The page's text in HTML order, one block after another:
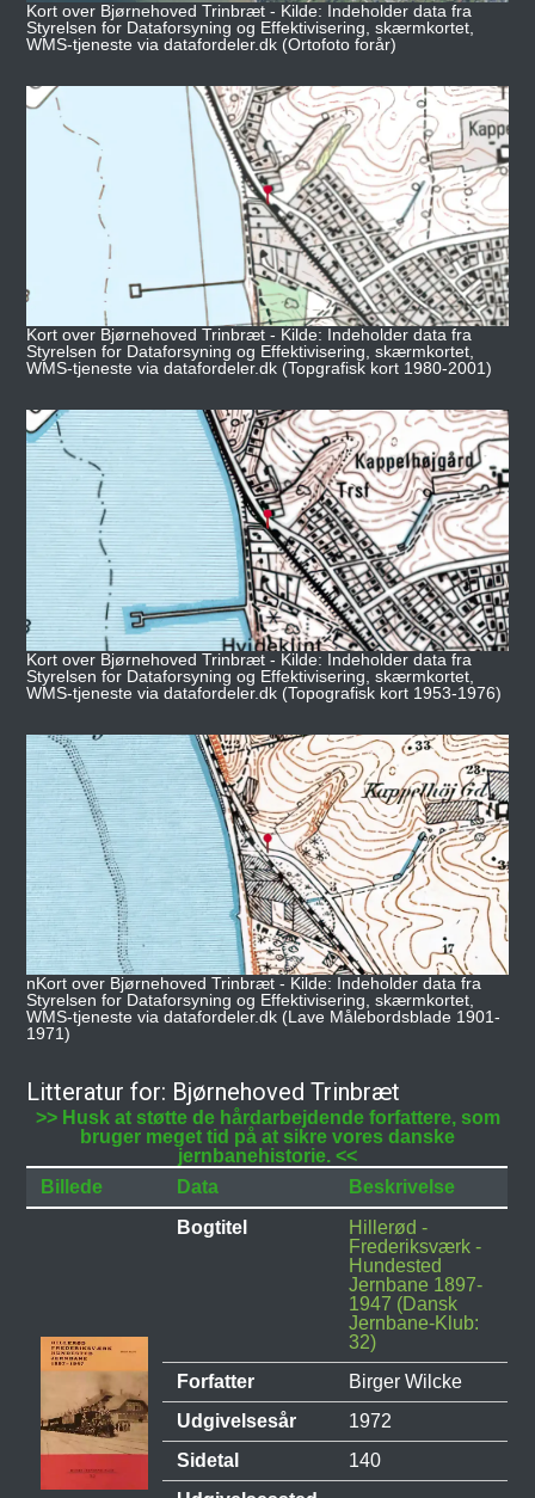
Kort over Bjørnehoved Trinbræt - Kilde: Indeholder data fra
Styrelsen for Dataforsyning og Effektivisering, skærmkortet,
WMS-tjeneste via datafordeler.dk (Ortofoto forår)
Kort over Bjørnehoved Trinbræt - Kilde: Indeholder data fra
Styrelsen for Dataforsyning og Effektivisering, skærmkortet,
WMS-tjeneste via datafordeler.dk (Topgrafisk kort 1980-2001)
Kort over Bjørnehoved Trinbræt - Kilde: Indeholder data fra
Styrelsen for Dataforsyning og Effektivisering, skærmkortet,
WMS-tjeneste via datafordeler.dk (Topografisk kort 1953-1976)
nKort over Bjørnehoved Trinbræt - Kilde: Indeholder data fra
Styrelsen for Dataforsyning og Effektivisering, skærmkortet,
WMS-tjeneste via datafordeler.dk (Lave Målebordsblade 1901-
1971)
Litteratur for: Bjørnehoved Trinbræt
>> Husk at støtte de hårdarbejdende forfattere, som
bruger meget tid på at sikre vores danske
jernbanehistorie. <<
Billede
Data
Beskrivelse
Bogtitel
Hillerød -
Frederiksværk -
Hundested
Jernbane 1897-
1947 (Dansk
Jernbane-Klub:
32)
Forfatter
Birger Wilcke
Udgivelsesår
1972
Sidetal
140